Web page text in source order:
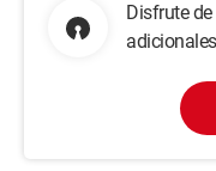
Disfrute